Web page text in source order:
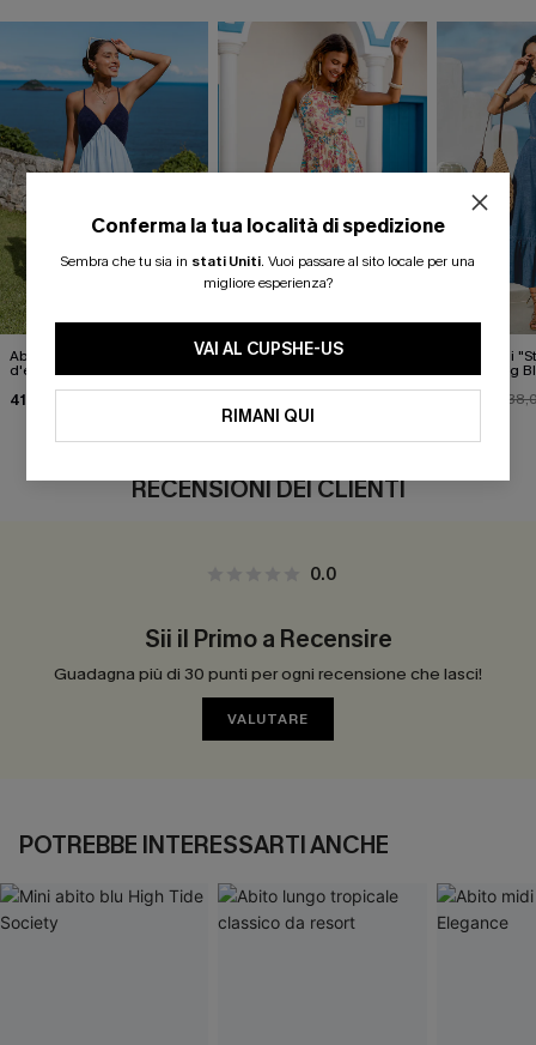
Abito lungo blu notte
d'estate
41,00 €
Abito lungo floreale "No Bad Abito midi
Something
RECENSIONI DEI CLIENTI
0.0
Sii il Primo a Recensire
Guadagna più di 30 punti per ogni recensione che lasci!
VALUTARE
POTREBBE INTERESSARTI ANCHE
Conferma la tua località di spedizione
Sembra che tu sia in stati Uniti. Vuoi passare al sito locale per una
migliore esperienza?
VAI AL CUPSHE-US
RIMANI QUI